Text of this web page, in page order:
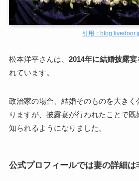
引用：
松本洋平さんは、 2014年に結婚披露宴
れています。
政治家の場合、結婚そのものを大きく
りますが、披露宴が行われたことで既
知られるようになりました。
公式プロフィールでは妻の詳細は